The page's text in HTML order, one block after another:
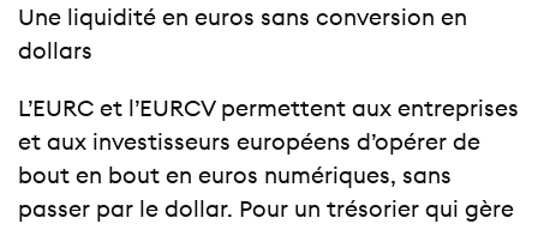
Une liquidité en euros sans conversion en
dollars
L’EURC et l’EURCV permettent aux entreprises
et aux investisseurs européens d’opérer de
bout en bout en euros numériques, sans
passer par le dollar. Pour un trésorier qui gère